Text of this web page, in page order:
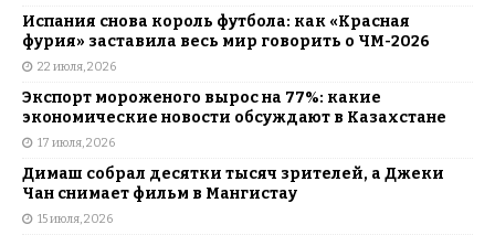
Испания снова король футбола: как «Красная
фурия» заставила весь мир говорить о ЧМ-2026
22 июля, 2026
Экспорт мороженого вырос на 77%: какие
экономические новости обсуждают в Казахстане
17 июля, 2026
Димаш собрал десятки тысяч зрителей, а Джеки
Чан снимает фильм в Мангистау
15 июля, 2026